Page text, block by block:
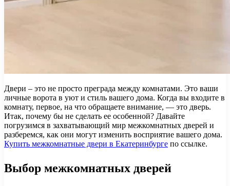
Двери – это не просто преграда между комнатами. Это ваши
личные ворота в уют и стиль вашего дома. Когда вы входите в
комнату, первое, на что обращаете внимание, — это дверь.
Итак, почему бы не сделать ее особенной? Давайте
погрузимся в захватывающий мир межкомнатных дверей и
разберемся, как они могут изменить восприятие вашего дома.
Купить межкомнатные двери в Екатеринбурге по ссылке.
Выбор межкомнатных дверей